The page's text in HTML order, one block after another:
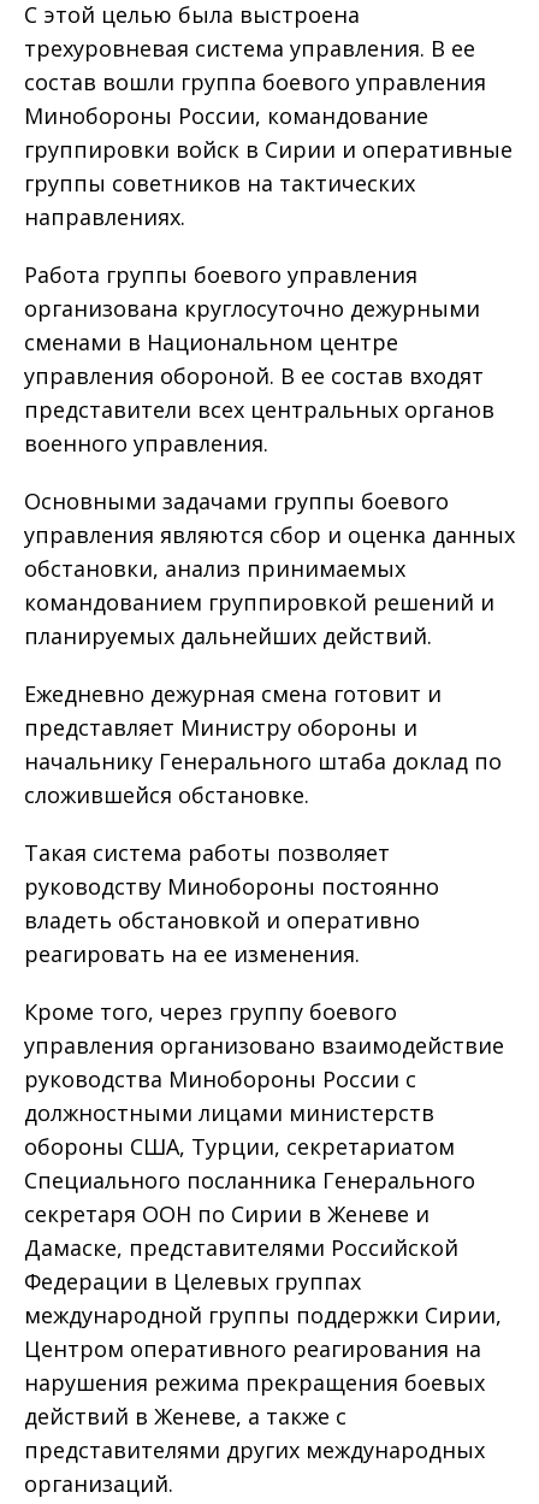
С этой целью была выстроена
трехуровневая система управления. В ее
состав вошли группа боевого управления
Минобороны России, командование
группировки войск в Сирии и оперативные
группы советников на тактических
направлениях.
Работа группы боевого управления
организована круглосуточно дежурными
сменами в Национальном центре
управления обороной. В ее состав входят
представители всех центральных органов
военного управления.
Основными задачами группы боевого
управления являются сбор и оценка данных
обстановки, анализ принимаемых
командованием группировкой решений и
планируемых дальнейших действий.
Ежедневно дежурная смена готовит и
представляет Министру обороны и
начальнику Генерального штаба доклад по
сложившейся обстановке.
Такая система работы позволяет
руководству Минобороны постоянно
владеть обстановкой и оперативно
реагировать на ее изменения.
Кроме того, через группу боевого
управления организовано взаимодействие
руководства Минобороны России с
должностными лицами министерств
обороны США, Турции, секретариатом
Специального посланника Генерального
секретаря ООН по Сирии в Женеве и
Дамаске, представителями Российской
Федерации в Целевых группах
международной группы поддержки Сирии,
Центром оперативного реагирования на
нарушения режима прекращения боевых
действий в Женеве, а также с
представителями других международных
организаций.